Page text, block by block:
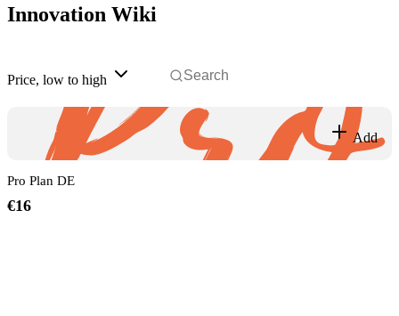
Innovation Wiki
Price, low to high
Add
Pro Plan DE
€16